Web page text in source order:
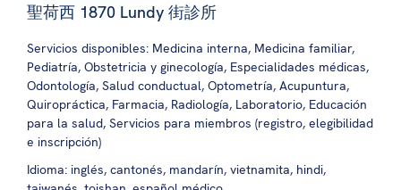
聖荷西 1870 Lundy 街診所
Servicios disponibles: Medicina interna, Medicina familiar,
Pediatría, Obstetricia y ginecología, Especialidades médicas,
Odontología, Salud conductual, Optometría, Acupuntura,
Quiropráctica, Farmacia, Radiología, Laboratorio, Educación
para la salud, Servicios para miembros (registro, elegibilidad
e inscripción)
Idioma: inglés, cantonés, mandarín, vietnamita, hindi,